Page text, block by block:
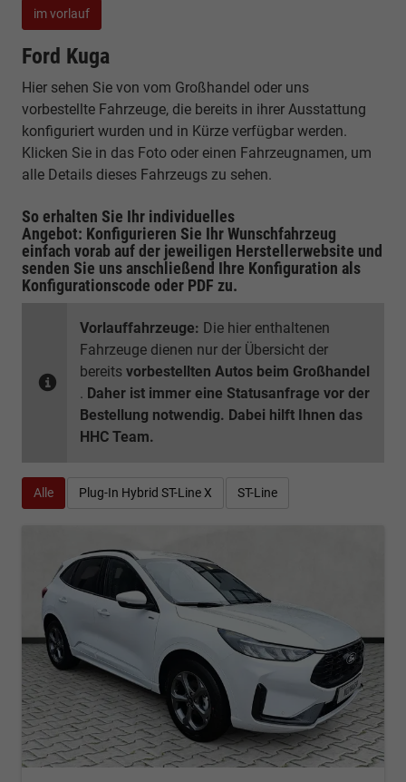
im vorlauf
Ford Kuga
Hier sehen Sie von vom Großhandel oder uns
vorbestellte Fahrzeuge, die bereits in ihrer Ausstattung
konfiguriert wurden und in Kürze verfügbar werden.
Klicken Sie in das Foto oder einen Fahrzeugnamen, um
alle Details dieses Fahrzeugs zu sehen.
So erhalten Sie Ihr individuelles
Angebot: Konfigurieren Sie Ihr Wunschfahrzeug
einfach vorab auf der jeweiligen Herstellerwebsite und
senden Sie uns anschließend Ihre Konfiguration als
Konfigurationscode oder PDF zu.
Vorlauffahrzeuge: Die hier enthaltenen
Fahrzeuge dienen nur der Übersicht der
bereits vorbestellten Autos beim Großhandel
. Daher ist immer eine Statusanfrage vor der
Bestellung notwendig. Dabei hilft Ihnen das
HHC Team.
Alle Plug-In Hybrid ST-Line X ST-Line